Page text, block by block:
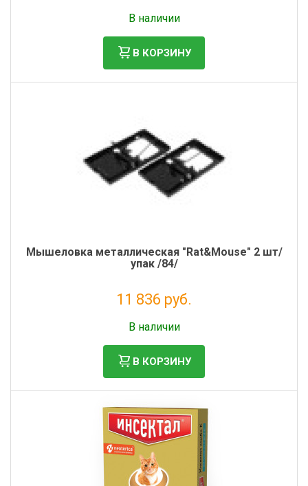
В наличии
В КОРЗИНУ
Мышеловка металлическая "Rat&Mouse" 2 шт/
упак /84/
11 836 руб.
В наличии
В КОРЗИНУ